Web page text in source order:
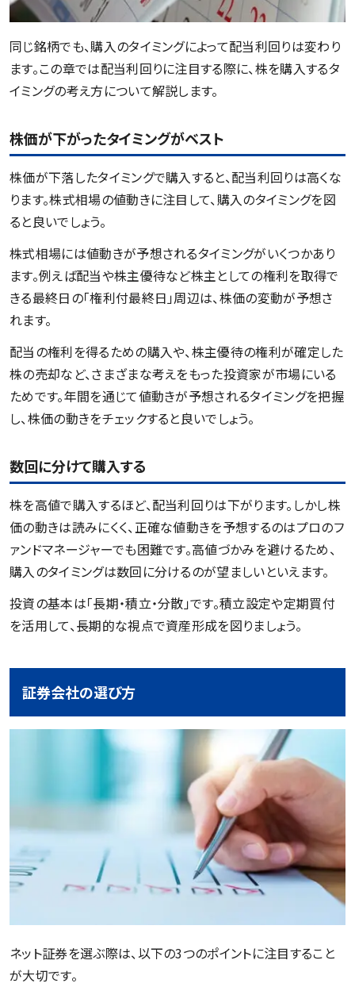
同じ銘柄でも、購入のタイミングによって配当利回りは変わり
ます。この章では配当利回りに注目する際に、株を購入するタ
イミングの考え方について解説します。
株価が下がったタイミングがベスト
株価が下落したタイミングで購入すると、配当利回りは高くな
ります。株式相場の値動きに注目して、購入のタイミングを図
ると良いでしょう。
株式相場には値動きが予想されるタイミングがいくつかあり
ます。例えば配当や株主優待など株主としての権利を取得で
きる最終日の「権利付最終日」周辺は、株価の変動が予想さ
れます。
配当の権利を得るための購入や、株主優待の権利が確定した
株の売却など、さまざまな考えをもった投資家が市場にいる
ためです。年間を通じて値動きが予想されるタイミングを把握
し、株価の動きをチェックすると良いでしょう。
数回に分けて購入する
株を高値で購入するほど、配当利回りは下がります。しかし株
価の動きは読みにくく、正確な値動きを予想するのはプロのフ
ァンドマネージャーでも困難です。高値づかみを避けるため、
購入のタイミングは数回に分けるのが望ましいといえます。
投資の基本は「長期・積立・分散」です。積立設定や定期買付
を活用して、長期的な視点で資産形成を図りましょう。
証券会社の選び方
ネット証券を選ぶ際は、以下の3つのポイントに注目すること
が大切です。